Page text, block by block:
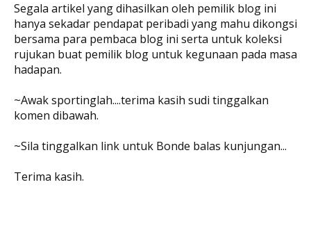
Segala artikel yang dihasilkan oleh pemilik blog ini
hanya sekadar pendapat peribadi yang mahu dikongsi
bersama para pembaca blog ini serta untuk koleksi
rujukan buat pemilik blog untuk kegunaan pada masa
hadapan.
~Awak sportinglah....terima kasih sudi tinggalkan
komen dibawah.
~Sila tinggalkan link untuk Bonde balas kunjungan...
Terima kasih.